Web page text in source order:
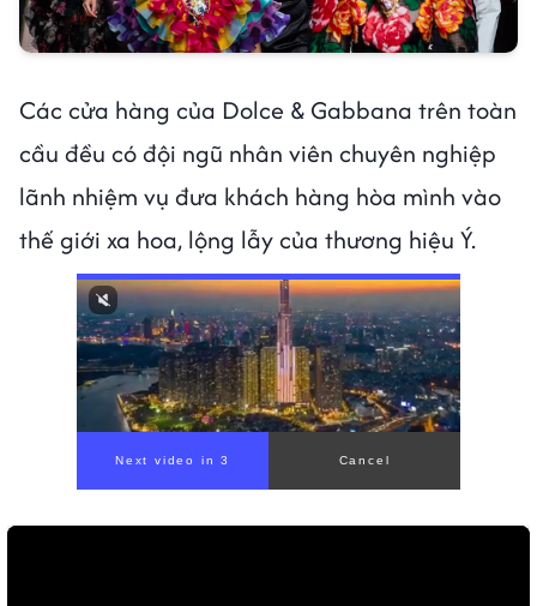
Các cửa hàng của Dolce & Gabbana trên toàn
cầu đều có đội ngũ nhân viên chuyên nghiệp
lãnh nhiệm vụ đưa khách hàng hòa mình vào
thế giới xa hoa, lộng lẫy của thương hiệu Ý.